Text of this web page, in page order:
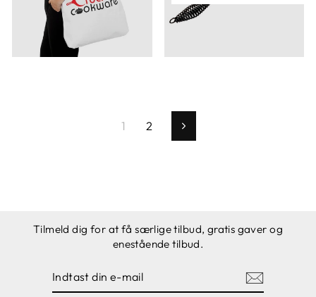
1 2 Næste
Tilmeld dig for at få særlige tilbud, gratis gaver og
enestående tilbud.